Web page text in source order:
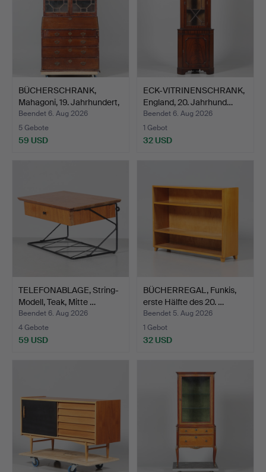
BÜCHERSCHRANK,
Mahagoni, 19. Jahrhundert,
…
Beendet 6. Aug 2026
5 Gebote
59 USD
ECK-VITRINENSCHRANK,
England, 20. Jahrhund…
Beendet 6. Aug 2026
1 Gebot
32 USD
TELEFONABLAGE, String-
Modell, Teak, Mitte …
Beendet 6. Aug 2026
4 Gebote
59 USD
BÜCHERREGAL, Funkis,
erste Hälfte des 20. …
Beendet 5. Aug 2026
1 Gebot
32 USD